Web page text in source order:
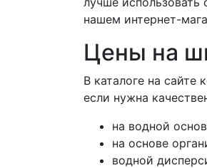
нашем интернет-
Цены на
В каталоге на сайте
если нужна
на водной
на основе
водной